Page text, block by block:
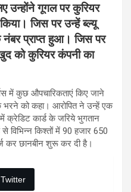
गूगल पर कुरियर
जिस पर उन्हें ब्ल्यू
प्राप्त हुआ। जिस पर
को कुरियर कंपनी का
में कुछ औपचारिकताएं किए जाने
को कहा। आरोपित ने उन्हें एक
क्रेडिट कार्ड के जरिये भुगतान
विभिन्न किश्तों में 90 हजार 650
कर छानबीन शुरू कर दी है।
Twitter